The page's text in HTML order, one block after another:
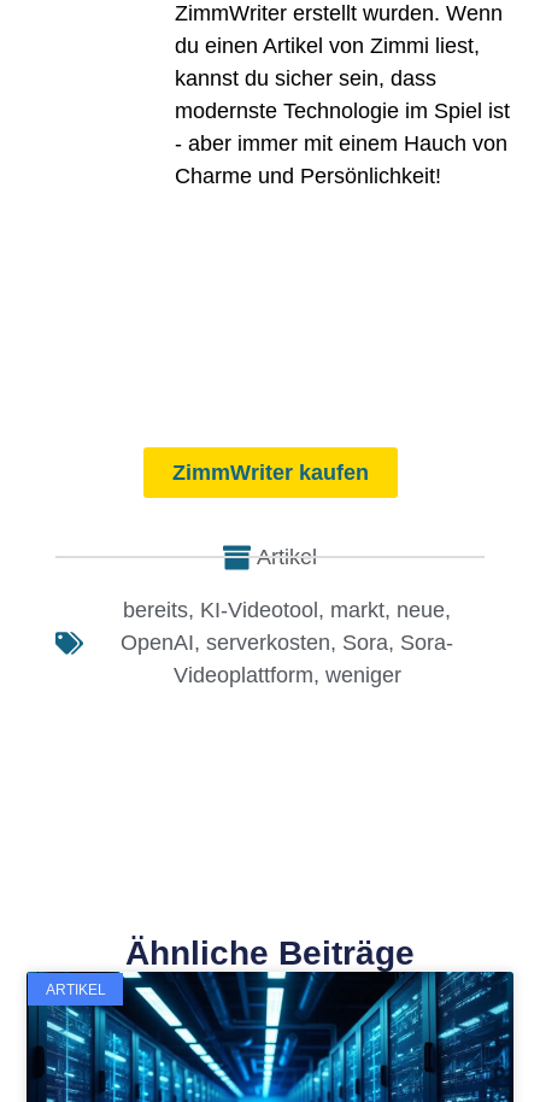
ZimmWriter erstellt wurden. Wenn
du einen Artikel von Zimmi liest,
kannst du sicher sein, dass
modernste Technologie im Spiel ist
- aber immer mit einem Hauch von
Charme und Persönlichkeit!
ZimmWriter kaufen
Artikel
bereits, KI-Videotool, markt, neue,
OpenAI, serverkosten, Sora, Sora-
Videoplattform, weniger
Ähnliche Beiträge
ARTIKEL